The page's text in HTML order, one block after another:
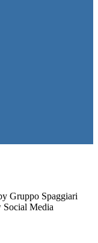
Gruppo Spaggiari
Social Media